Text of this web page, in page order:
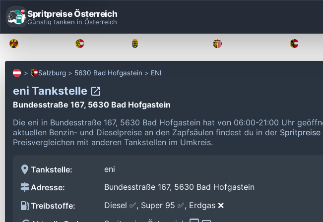
Spritpreise Österreich
Günstig tanken in Österreich
Salzburg 5630 Bad Hofgastein ENI
eni Tankstelle
Bundesstraße 167, 5630 Bad Hofgastein
Die eni in Bundesstraße 167, 5630 Bad Hofgastein hat von 06:00-21:00 Uhr
aktuellen Benzin- und Dieselpreise an den Zapfsäulen findest du in der
Preisvergleichen mit anderen Tankstellen im Umkreis.
Tankstelle:
eni
Adresse:
Bundesstraße 167, 5630 Bad Hofgastein
Treibstoffe:
Diesel ✅, Super 95 ✅, Erdgas ❌